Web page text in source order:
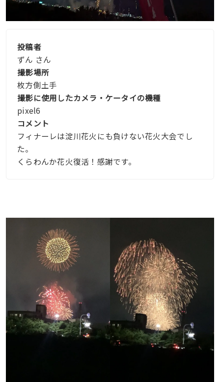
投稿者
ずん さん
撮影場所
枚方側土手
撮影に使用したカメラ・ケータイの機種
pixel6
コメント
フィナーレは淀川花火にも負けない花火大会でし
た。
くらわんか花火復活！感謝です。